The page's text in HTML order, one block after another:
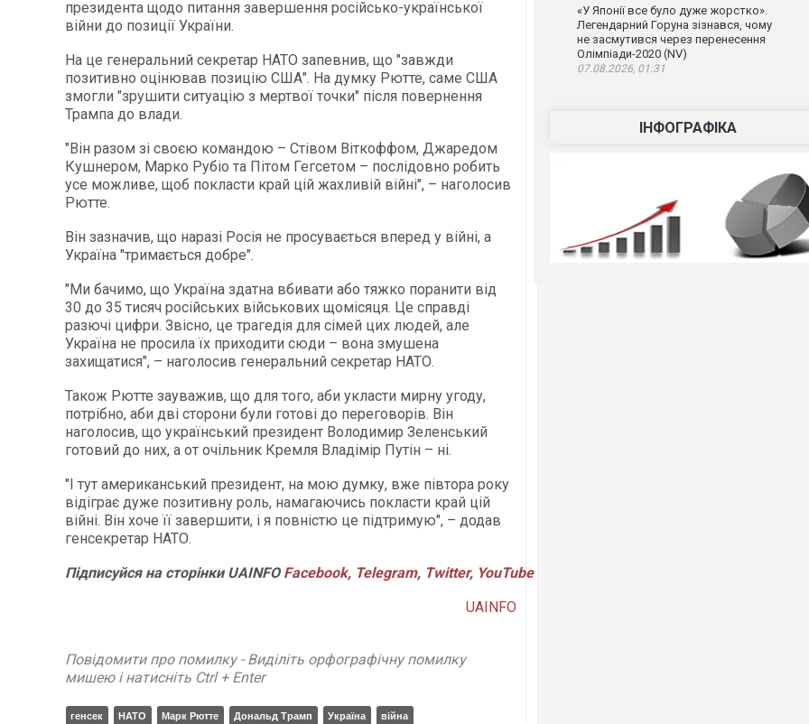
президента щодо питання завершення російсько-української
війни до позиції України.
На це генеральний секретар НАТО запевнив, що "завжди
позитивно оцінював позицію США". На думку Рютте, саме США
змогли "зрушити ситуацію з мертвої точки" після повернення
Трампа до влади.
"Він разом зі своєю командою – Стівом Віткоффом, Джаредом
Кушнером, Марко Рубіо та Пітом Гегсетом – послідовно робить
усе можливе, щоб покласти край цій жахливій війні", – наголосив
Рютте.
Він зазначив, що наразі Росія не просувається вперед у війні, а
Україна "тримається добре".
"Ми бачимо, що Україна здатна вбивати або тяжко поранити від
30 до 35 тисяч російських військових щомісяця. Це справді
разючі цифри. Звісно, це трагедія для сімей цих людей, але
Україна не просила їх приходити сюди – вона змушена
захищатися", – наголосив генеральний секретар НАТО.
Також Рютте зауважив, що для того, аби укласти мирну угоду,
потрібно, аби дві сторони були готові до переговорів. Він
наголосив, що український президент Володимир Зеленський
готовий до них, а от очільник Кремля Владімір Путін – ні.
"І тут американський президент, на мою думку, вже півтора року
відіграє дуже позитивну роль, намагаючись покласти край цій
війні. Він хоче її завершити, і я повністю це підтримую", – додав
генсекретар НАТО.
ПідписуйсянасторінкиUAINFO Facebook, Telegram, Twitter, YouTube
UAINFO
Повідомити про помилку - Виділіть орфографічну помилку
мишею і натисніть Ctrl + Enter
генсек НАТО Марк Рютте Дональд Трамп Україна війна
«У Японії все було дуже жорстко».
Легендарний Горуна зізнався, чому
не засмутився через перенесення
Олімпіади-2020 (NV)
07.08.2026, 01:31
ІНФОГРАФІКА